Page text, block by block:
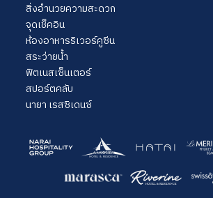
สิ่งอำนวยความสะดวก
จุดเช็คอิน
ห้องอาหารริเวอร์คูซีน
สระว่ายน้ำ
ฟิตเนสเซ็นเตอร์
สปอร์ตคลับ
นายา เรสซิเดนซ์